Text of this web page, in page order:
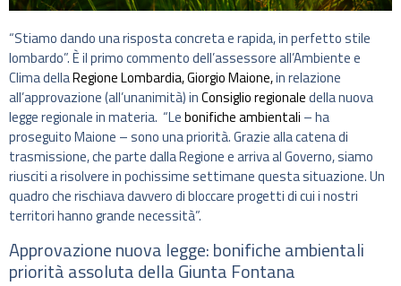
“Stiamo dando una risposta concreta e rapida, in perfetto stile
lombardo”. È il primo commento dell’assessore all’Ambiente e
Clima dellaRegione Lombardia,Giorgio Maione,in relazione
all’approvazione (all’unanimità) inConsiglio regionaledella nuova
legge regionale in materia. “Lebonifiche ambientali – ha
proseguito Maione – sono una priorità. Grazie alla catena di
trasmissione, che parte dalla Regione e arriva al Governo, siamo
riusciti a risolvere in pochissime settimane questa situazione. Un
quadro che rischiava davvero di bloccare progetti di cui i nostri
territori hanno grande necessità”.
Approvazione nuova legge: bonifiche ambientali
priorità assoluta della Giunta Fontana